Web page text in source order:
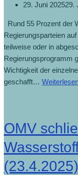
29. Juni 202529.
Rund 55 Prozent der
Regierungsparteien
teilweise oder in
Regierungsprogramm
Wichtigkeit der
geschafft…
OMV
(23.4.2025)